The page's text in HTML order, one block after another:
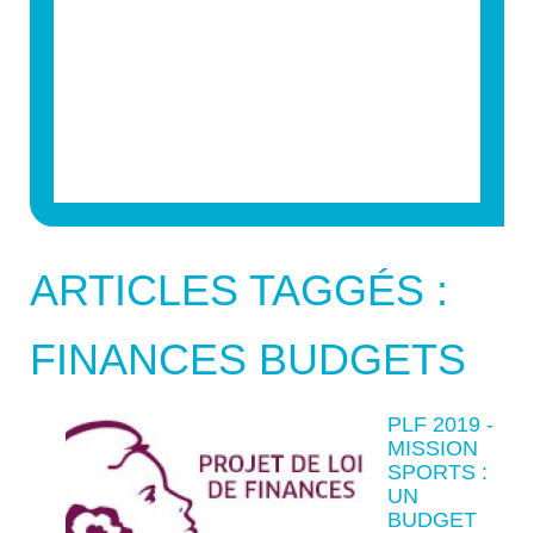
ARTICLES TAGGÉS :
FINANCES BUDGETS
PLF 2019 -
MISSION
SPORTS :
UN
BUDGET